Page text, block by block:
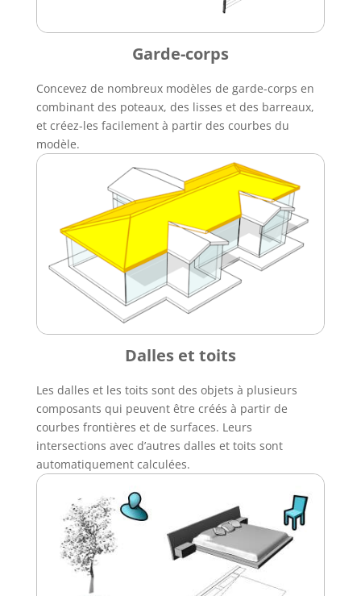
Garde-corps
Concevez de nombreux modèles de garde-corps en
combinant des poteaux, des lisses et des barreaux,
et créez-les facilement à partir des courbes du
modèle.
Dalles et toits
Les dalles et les toits sont des objets à plusieurs
composants qui peuvent être créés à partir de
courbes frontières et de surfaces. Leurs
intersections avec d’autres dalles et toits sont
automatiquement calculées.